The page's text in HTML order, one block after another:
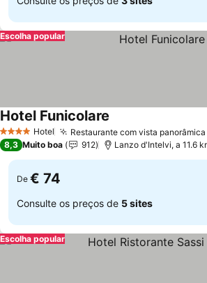
Escolha popular
4 EstrelasHotel Restaurante com vista
Hotel Funicolare
8,3 Muito boa 912 Lanzo d'Intelvi, a 11.6
De € 74
Consulte os preços de 5 sites
Escolha popular